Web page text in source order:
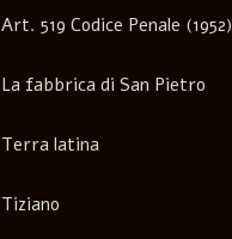
Art. 519 Codice Penale (1952)
La fabbrica di San Pietro
Terra latina
Tiziano